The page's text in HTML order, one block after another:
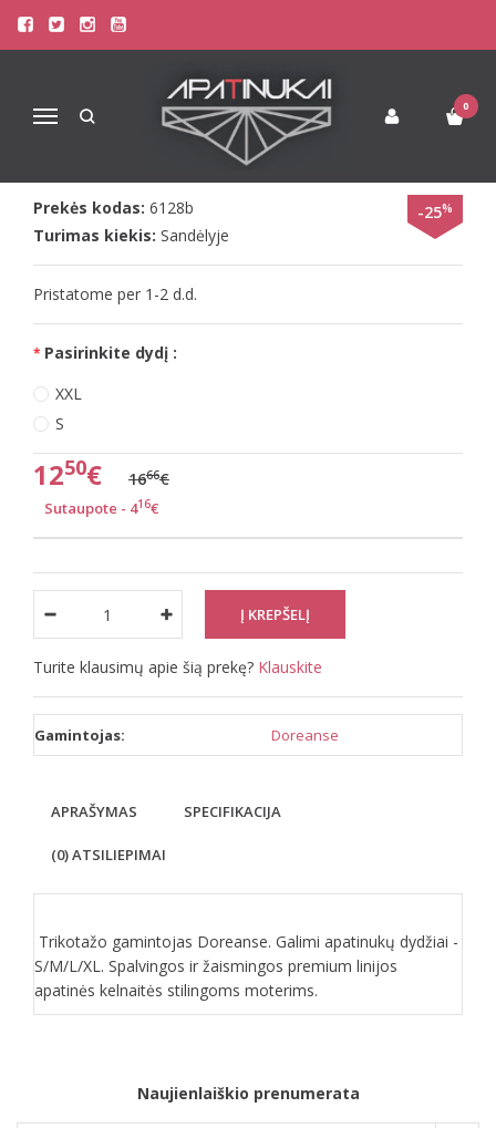
Navigacija
0
Pagrindinis Apatinis Trikotažas Moterims
Moteriški medvilniniai stringai 6128 premium
MOTERIŠKI MEDVILNINIAI
STRINGAI 6128 PREMIUM
-25%
Prekės kodas: 6128b
Turimas kiekis: Sandėlyje
Pristatome per 1-2 d.d.
Pasirinkite dydį :
XXL
S
1250€ 1666€
Sutaupote - 416€
Turite klausimų apie šią prekę? Klauskite
Gamintojas: Doreanse
APRAŠYMAS SPECIFIKACIJA
(0) ATSILIEPIMAI
Trikotažo gamintojas Doreanse. Galimi apatinukų dydžiai -
S/M/L/XL. Spalvingos ir žaismingos premium linijos
apatinės kelnaitės stilingoms moterims.
Naujienlaiškio prenumerata